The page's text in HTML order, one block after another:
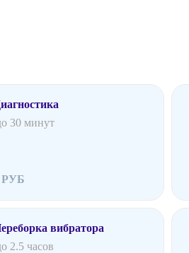
30 минут
РУБ
вибратора
2.5 часов